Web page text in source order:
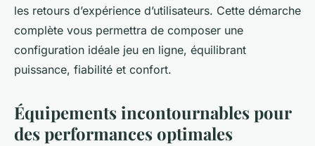
les retours d’expérience d’utilisateurs. Cette démarche
complète vous permettra de composer une
configuration idéale jeu en ligne, équilibrant
puissance, fiabilité et confort.
Équipements incontournables pour
des performances optimales